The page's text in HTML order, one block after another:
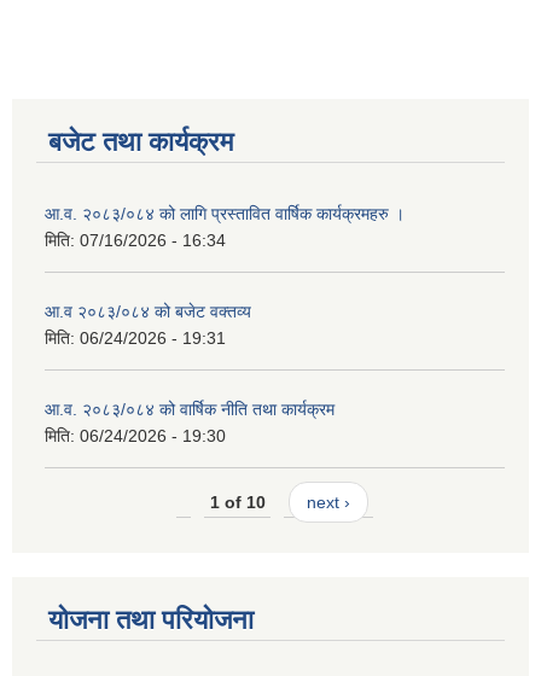
बजेट तथा कार्यक्रम
आ.व. २०८३/०८४ को लागि प्रस्तावित वार्षिक कार्यक्रमहरु ।
मिति: 07/16/2026 - 16:34
आ.व २०८३/०८४ को बजेट वक्तव्य
मिति: 06/24/2026 - 19:31
आ.व. २०८३/०८४ को वार्षिक नीति तथा कार्यक्रम
मिति: 06/24/2026 - 19:30
1 of 10 next ›
योजना तथा परियोजना